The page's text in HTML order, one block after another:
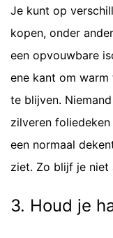
Je kunt op
kopen, onder
een opvouwbare
ene kant om
te blijven.
zilveren
een normaal
ziet. Zo blijf je niet
3. Houd je